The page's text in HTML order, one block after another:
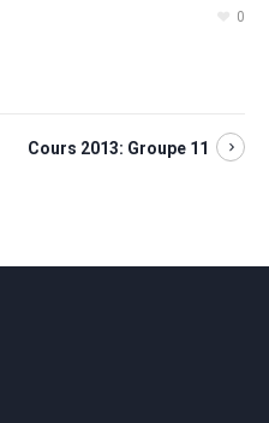
0
Cours 2013: Groupe 11